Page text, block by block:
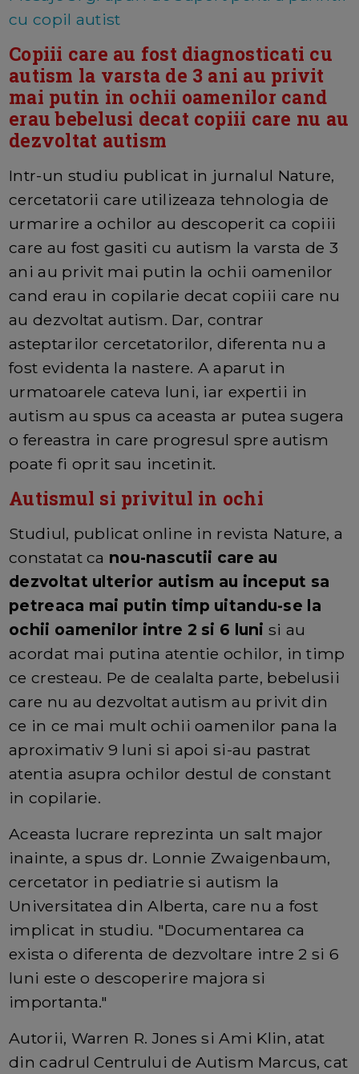
cu copil autist
Copiii care au fost diagnosticati cu
autism la varsta de 3 ani au privit
mai putin in ochii oamenilor cand
erau bebelusi decat copiii care nu au
dezvoltat autism
Intr-un studiu publicat in jurnalul Nature,
cercetatorii care utilizeaza tehnologia de
urmarire a ochilor au descoperit ca copiii
care au fost gasiti cu autism la varsta de 3
ani au privit mai putin la ochii oamenilor
cand erau in copilarie decat copiii care nu
au dezvoltat autism. Dar, contrar
asteptarilor cercetatorilor, diferenta nu a
fost evidenta la nastere. A aparut in
urmatoarele cateva luni, iar expertii in
autism au spus ca aceasta ar putea sugera
o fereastra in care progresul spre autism
poate fi oprit sau incetinit.
Autismul si privitul in ochi
Studiul, publicat online in revista Nature, a
constatat ca nou-nascutii care au
dezvoltat ulterior autism au inceput sa
petreaca mai putin timp uitandu-se la
ochii oamenilor intre 2 si 6 luni si au
acordat mai putina atentie ochilor, in timp
ce cresteau. Pe de cealalta parte, bebelusii
care nu au dezvoltat autism au privit din
ce in ce mai mult ochii oamenilor pana la
aproximativ 9 luni si apoi si-au pastrat
atentia asupra ochilor destul de constant
in copilarie.
Aceasta lucrare reprezinta un salt major
inainte, a spus dr. Lonnie Zwaigenbaum,
cercetator in pediatrie si autism la
Universitatea din Alberta, care nu a fost
implicat in studiu. "Documentarea ca
exista o diferenta de dezvoltare intre 2 si 6
luni este o descoperire majora si
importanta."
Autorii, Warren R. Jones si Ami Klin, atat
din cadrul Centrului de Autism Marcus, cat